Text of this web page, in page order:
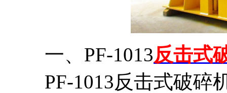
一、PF-1013反击式
PF-1013反击式破碎